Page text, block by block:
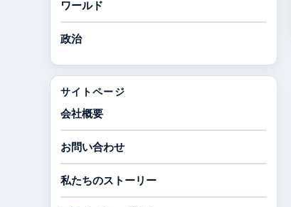
ワールド
政治
サイトページ
会社概要
お問い合わせ
私たちのストーリー